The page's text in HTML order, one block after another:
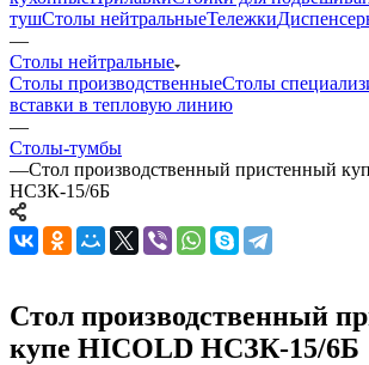
тушСтолы нейтральныеТележки
—
Столы нейтральные
Столы производственныеСтолы
вставки в тепловую линию
—
Столы-тумбы
—Стол производственный пристенный
НСЗК-15/6Б
Стол производственный
купе HICOLD НСЗК-15/6Б